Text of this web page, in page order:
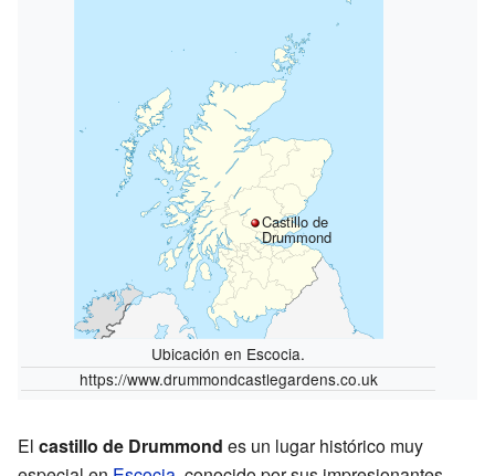
Castillo de
Drummond
Ubicación en Escocia.
https://www.drummondcastlegardens.co.uk
El castillo de Drummond es un lugar histórico muy